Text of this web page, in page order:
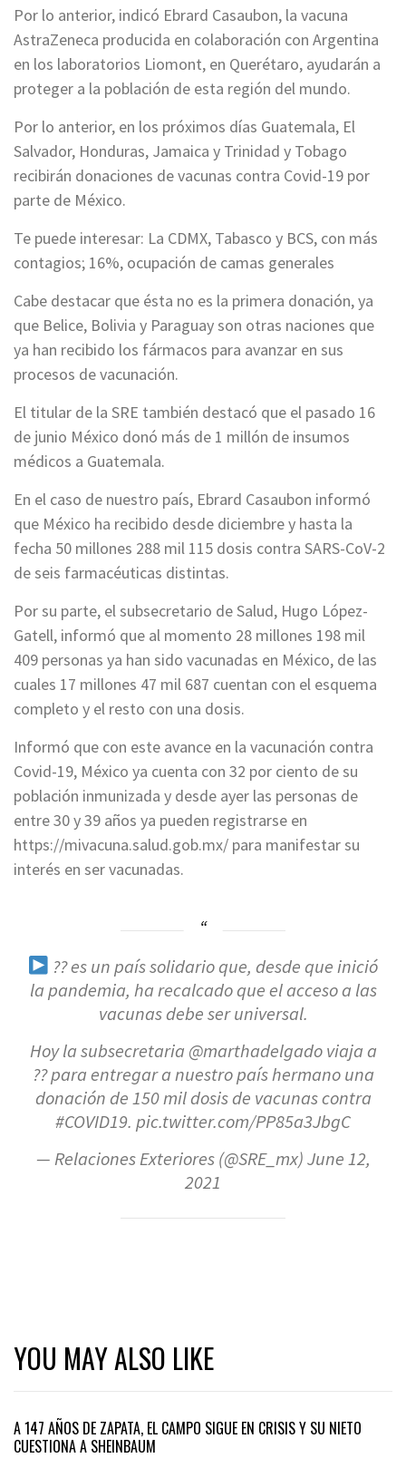
Por lo anterior, indicó Ebrard Casaubon, la vacuna
AstraZeneca producida en colaboración con Argentina
en los laboratorios Liomont, en Querétaro, ayudarán a
proteger a la población de esta región del mundo.
Por lo anterior, en los próximos días Guatemala, El
Salvador, Honduras, Jamaica y Trinidad y Tobago
recibirán donaciones de vacunas contra Covid-19 por
parte de México.
Te puede interesar: La CDMX, Tabasco y BCS, con más
contagios; 16%, ocupación de camas generales
Cabe destacar que ésta no es la primera donación, ya
que Belice, Bolivia y Paraguay son otras naciones que
ya han recibido los fármacos para avanzar en sus
procesos de vacunación.
El titular de la SRE también destacó que el pasado 16
de junio México donó más de 1 millón de insumos
médicos a Guatemala.
En el caso de nuestro país, Ebrard Casaubon informó
que México ha recibido desde diciembre y hasta la
fecha 50 millones 288 mil 115 dosis contra SARS-CoV-2
de seis farmacéuticas distintas.
Por su parte, el subsecretario de Salud, Hugo López-
Gatell, informó que al momento 28 millones 198 mil
409 personas ya han sido vacunadas en México, de las
cuales 17 millones 47 mil 687 cuentan con el esquema
completo y el resto con una dosis.
Informó que con este avance en la vacunación contra
Covid-19, México ya cuenta con 32 por ciento de su
población inmunizada y desde ayer las personas de
entre 30 y 39 años ya pueden registrarse en
https://mivacuna.salud.gob.mx/ para manifestar su
interés en ser vacunadas.
?? es un país solidario que, desde que inició
la pandemia, ha recalcado que el acceso a las
vacunas debe ser universal.
Hoy la subsecretaria @marthadelgadoviaja a
?? para entregar a nuestro país hermano una
donación de 150 mil dosis de vacunas contra
#COVID19. pic.twitter.com/PP85a3JbgC
— Relaciones Exteriores (@SRE_mx)June 12,
2021
YOU MAY ALSO LIKE
A 147 AÑOS DE ZAPATA, EL CAMPO SIGUE EN CRISIS Y SU NIETO
CUESTIONA A SHEINBAUM